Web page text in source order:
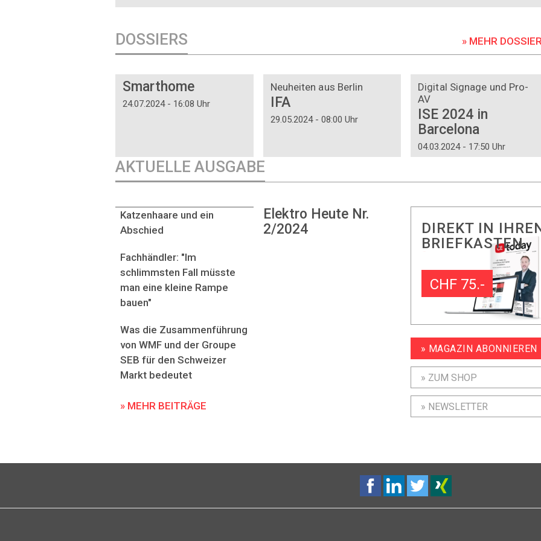
DOSSIERS » MEHR
Smarthome
24.07.2024 - 16:08 Uhr
Neuheiten aus Berlin
IFA
29.05.2024 - 08:00 Uhr
Digital Signage und Pro-
AV
ISE 2024 in
Barcelona
04.03.2024 - 17:50 Uhr
AKTUELLE AUSGABE
Elektro Heute Nr.
2/2024
Katzenhaare und ein
Abschied
Fachhändler: "Im
schlimmsten Fall müsste
man eine kleine Rampe
bauen"
Was die Zusammenführung
von WMF und der Groupe
SEB für den Schweizer
Markt bedeutet
» MEHR BEITRÄGE
DIREKT IN
BRIEFKASTEN
CHF 75.-
» MAGAZIN ABONNIEREN
» ZUM SHOP
» NEWSLETTER